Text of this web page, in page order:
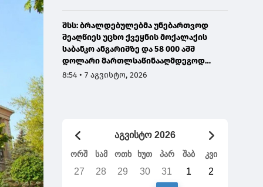
შსს: ბრალდებულებმა უნებართვოდ
შეაღწიეს უცხო ქვეყნის მოქალაქის
საბანკო ანგარიშზე და 58 000 აშშ
დოლარი მართლსაწინააღმდეგოდ
მიითვისეს - დაკავებულია 1 პირი,
8:54 • 7 აგვისტო, 2026
აგვისტო 2026
ორშ სამ ოთხ ხუთ პარ შაბ კვი
27 28 29 30 31 1 2